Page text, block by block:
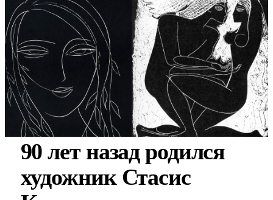
90 лет назад родился
художник Стасис